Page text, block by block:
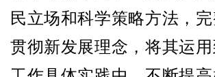
民立场和科学策略方法，
贯彻新发展理念，将其运用